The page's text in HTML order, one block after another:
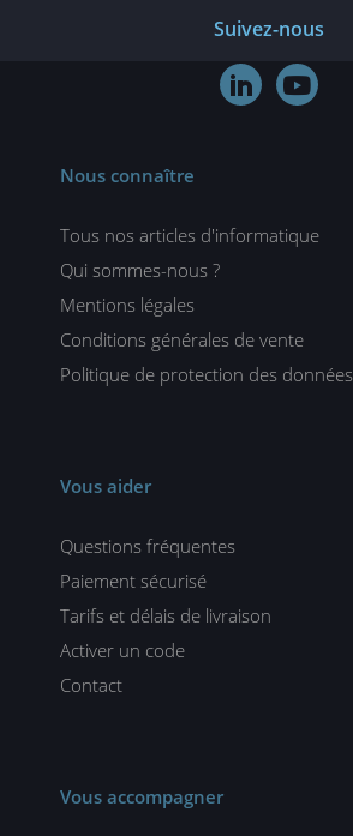
Suivez-nous
 
Nous connaître
Tous nos articles d'informatique
Qui sommes-nous ?
Mentions légales
Conditions générales de vente
Politique de protection des données
Vous aider
Questions fréquentes
Paiement sécurisé
Tarifs et délais de livraison
Activer un code
Contact
Vous accompagner